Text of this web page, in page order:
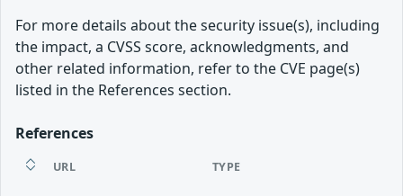
For more details about the security issue(s), including
the impact, a CVSS score, acknowledgments, and
other related information, refer to the CVE page(s)
listed in the References section.
References
URL TYPE